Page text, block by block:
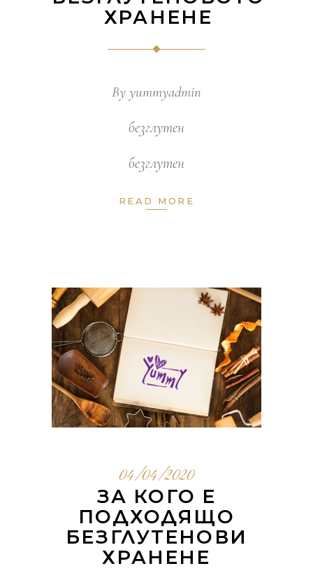
ХРАНЕНЕ
By yummyadmin
безглутен
безглутен
READ MORE
04/04/2020
ЗА КОГО Е
ПОДХОДЯЩО
БЕЗГЛУТЕНОВИ
ХРАНЕНЕ